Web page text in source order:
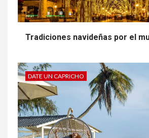
Tradiciones navideñas por el
DATE UN CAPRICHO